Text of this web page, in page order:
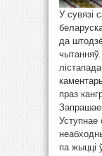
У сувязі
да
праз
Уступнае
па жыцці